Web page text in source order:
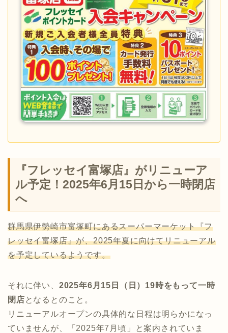
『フレッセイ富塚店』がリニューア
ル予定！2025年6月15日から一時閉店
へ
群馬県伊勢崎市富塚町にあるスーパーマーケット『フ
レッセイ富塚店』が、2025年夏に向けてリニューアル
を予定しているようです。
それに伴い、 2025年6月15日（日）19時をもって一時
閉店となるとのこと。
リニューアルオープンの具体的な日程は明らかになっ
ていませんが、「2025年7月頃」と案内されていま